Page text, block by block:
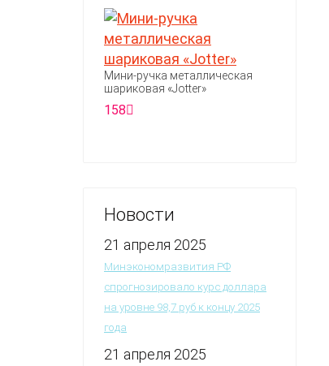
Мини-ручка металлическая
шариковая «Jotter»
158
Новости
21 апреля 2025
Минэкономразвития РФ
спрогнозировало курс доллара
на уровне 98,7 руб к концу 2025
года
21 апреля 2025